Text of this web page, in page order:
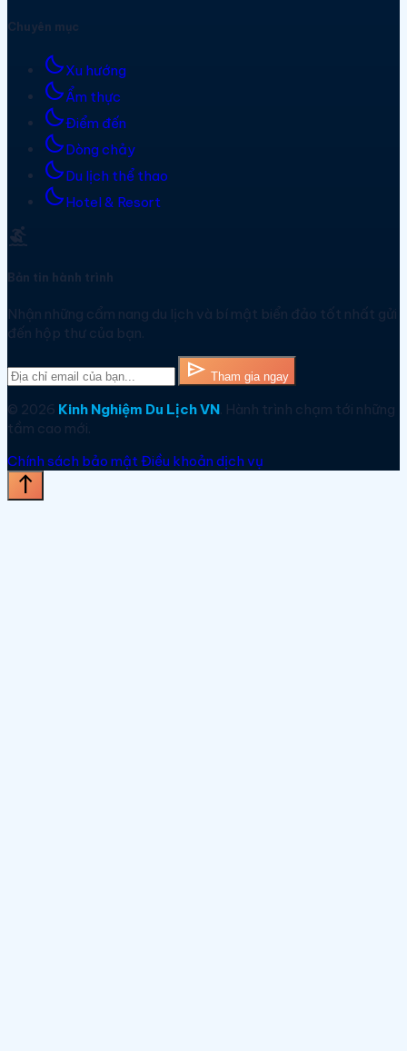
Chuyên mục
bedtimeXu hướng
bedtimeẨm thực
bedtimeĐiểm đến
bedtimeDòng chảy
bedtimeDu lịch thể thao
bedtimeHotel & Resort
surfing
Bản tin hành trình
Nhận những cẩm nang du lịch và bí mật biển đảo tốt nhất gửi
đến hộp thư của bạn.
send Tham gia ngay
© 2026 Kinh Nghiệm Du Lịch VN. Hành trình chạm tới những
tầm cao mới.
Chính sách bảo mậtĐiều khoản dịch vụ
north